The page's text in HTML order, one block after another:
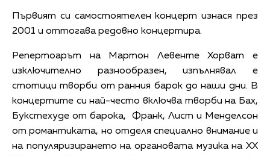
Първият си самостоятелен концерт изнася през
2001 и оттогава редовно концертира.
Репертоарът на Мартон Левенте Хорват е
изключително разнообразен, изпълнявал е
стотици творби от ранния барок до наши дни. В
концертите си най-често включва творби на Бах,
Букстехуде от барока, Франк, Лист и Менделсон
от романтиката, но отделя специално внимание и
на популяризирането на органовата музика на ХХ